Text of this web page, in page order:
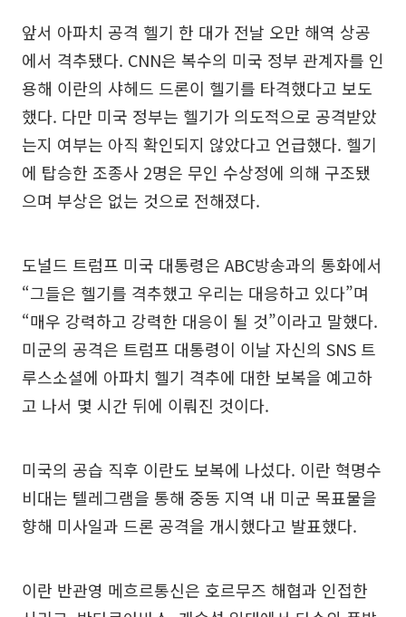
앞서 아파치 공격 헬기 한 대가 전날 오만 해역 상공
에서 격추됐다. CNN은 복수의 미국 정부 관계자를 인
용해 이란의 샤헤드 드론이 헬기를 타격했다고 보도
했다. 다만 미국 정부는 헬기가 의도적으로 공격받았
는지 여부는 아직 확인되지 않았다고 언급했다. 헬기
에 탑승한 조종사 2명은 무인 수상정에 의해 구조됐
으며 부상은 없는 것으로 전해졌다.
도널드 트럼프 미국 대통령은 ABC방송과의 통화에서
“그들은 헬기를 격추했고 우리는 대응하고 있다”며
“매우 강력하고 강력한 대응이 될 것”이라고 말했다.
미군의 공격은 트럼프 대통령이 이날 자신의 SNS 트
루스소셜에 아파치 헬기 격추에 대한 보복을 예고하
고 나서 몇 시간 뒤에 이뤄진 것이다.
미국의 공습 직후 이란도 보복에 나섰다. 이란 혁명수
비대는 텔레그램을 통해 중동 지역 내 미군 목표물을
향해 미사일과 드론 공격을 개시했다고 발표했다.
이란 반관영 메흐르통신은 호르무즈 해협과 인접한